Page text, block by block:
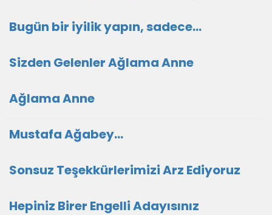
Bugün bir iyilik yapın, sadece...
Sizden Gelenler Ağlama Anne
Ağlama Anne
Mustafa Ağabey…
Sonsuz Teşekkürlerimizi Arz Ediyoruz
Hepiniz Birer Engelli Adayısınız